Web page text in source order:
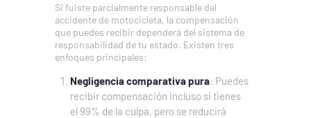
Si fuiste parcialmente responsable del
accidente de motocicleta, la compensación
que puedes recibir dependerá del sistema de
responsabilidad de tu estado. Existen tres
enfoques principales:
Negligencia comparativa pura: Puedes
recibir compensación incluso si tienes
el 99% de la culpa, pero se reducirá